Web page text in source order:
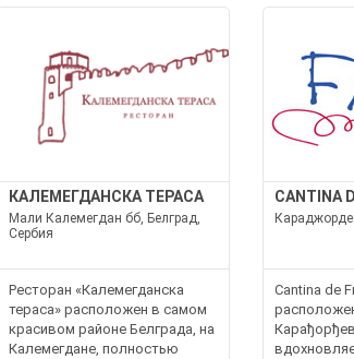
КАЛЕМЕГДАНСКА ТЕРАСА
Мали Калемегдан бб, Белград,
Сербия
Ресторан «Калемегданска
тераса» расположен в самом
красивом районе Белграда, на
Калемегдане, полностью
CANTINA
Cantina de